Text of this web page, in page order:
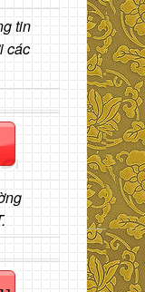
tin
các